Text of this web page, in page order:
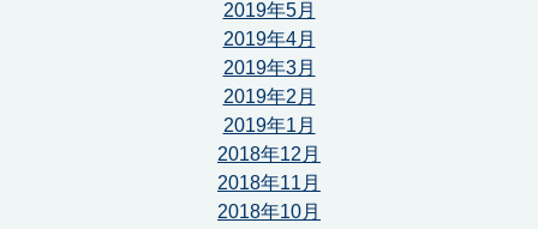
2019年5月
2019年4月
2019年3月
2019年2月
2019年1月
2018年12月
2018年11月
2018年10月